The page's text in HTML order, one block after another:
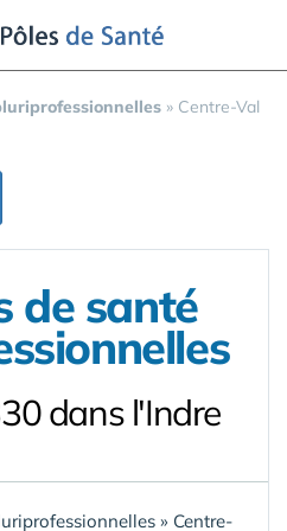
» Centre-Val
de santé
dans l'Indre
» Centre-